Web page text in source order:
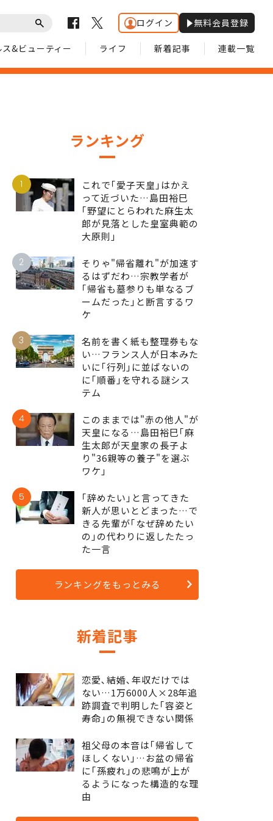
ログイン 無料会員登録
ス&ビューティー ライフ 新着記事 連載一覧
ランキング
1
これで｢愛子天皇｣はかえ
って近づいた…島田裕巳
｢野望にとらわれた麻生太
郎が見落とした皇室典範の
大原則｣
2
そりゃ"帰省離れ"が加速す
るはずだわ…宗教学者が
｢帰省も墓参りも単なるブ
ームだった｣と断言するワ
ケ
3
名前を書く紙も整理券もな
い…フランス人が日本みた
いに｢行列｣に並ばないの
に｢順番｣を守れる謎シス
テム
4
このままでは"赤の他人"が
天皇になる…島田裕巳｢麻
生太郎が天皇家の長子よ
り"36親等の養子"を選ぶ
ワケ｣
5
｢辞めたい｣と言ってきた
新人が思いとどまった…で
きる先輩が｢なぜ辞めたい
の｣の代わりに返したたっ
た一言
ランキングをもっとみる
新着記事
恋愛､結婚､年収だけでは
ない…1万6000人×28年追
跡調査で判明した｢容姿と
寿命｣の無視できない関係
祖父母の本音は｢帰省して
ほしくない｣…お盆の帰省
に｢孫疲れ｣の悲鳴が上が
るようになった構造的な理
由